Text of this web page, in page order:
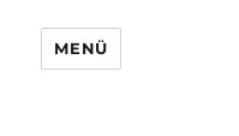
MENÜ